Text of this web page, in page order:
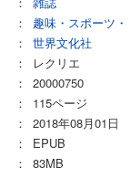
記と楽しむ 季節の
10月 秋の実りの置
「会話」が生まれ
ぱれ指体操 生活意
エSHOPPING レク
める 認知症ケア
新ニュース 毎日の
レ すぐに作れるコ
レクリエ 2024年7
1,600円 (税込)
高齢者介護のため
制作も必見。 ※P6-
で心も元気に！ 音
P67-「毎日の会話のヒン
： 趣味・スポーツ・
：
世界文化社
：
レクリエ
：
20000750
：
115ページ
：
2018年08月01日
：
EPUB
： 83MB